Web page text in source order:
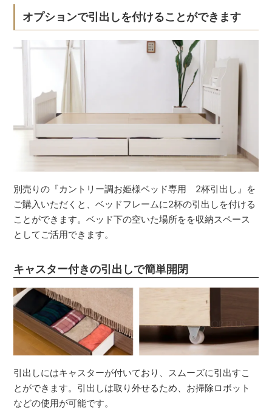
オプションで引出しを付けることができます
別売りの『カントリー調お姫様ベッド専用 2杯引出し』を
ご購入いただくと、ベッドフレームに2杯の引出しを付ける
ことができます。ベッド下の空いた場所をを収納スペース
としてご活用できます。
キャスター付きの引出しで簡単開閉
引出しにはキャスターが付いており、スムーズに引出すこ
とができます。引出しは取り外せるため、お掃除ロボット
などの使用が可能です。